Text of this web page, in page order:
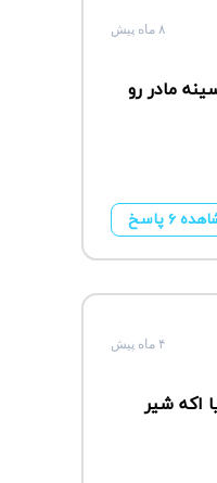
۸ ماه پیش
مادر رو
۶ پاسخ
۴ ماه پیش
اکه شیر